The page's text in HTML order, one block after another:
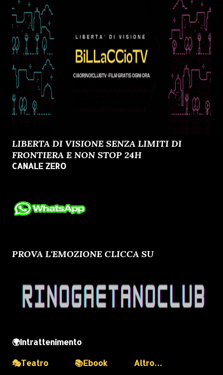
LIBERTA DI VISIONE SENZA LIMITI DI
FRONTIERA E NON STOP 24H
CANALE ZERO
PROVA L'EMOZIONE CLICCA SU
🌍Intrattenimento
🎭Teatro
📚Ebook Altro…